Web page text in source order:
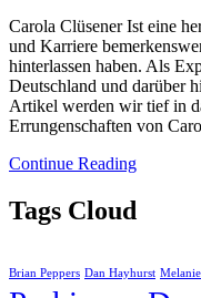
Carola Clüsener Ist eine
und Karriere
hinterlassen haben. Als
Deutschland und darüber
Artikel werden wir tief in
Errungenschaften von
Continue Reading
Tags Cloud
Brian Peppers Dan Hayhurst